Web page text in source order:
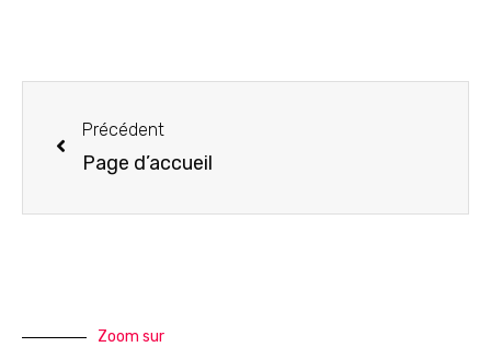
Précédent
Page d’accueil
Zoom sur